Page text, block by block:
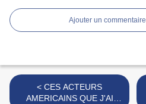
Ajouter un commentaire
< CES ACTEURS
AMERICAINS QUE J'AI